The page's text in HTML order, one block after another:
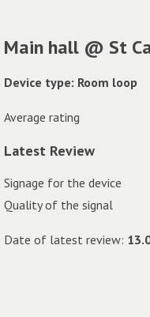
Main hall @ St
Device type: Room loop
Average rating
Latest Review
Signage for the device
Quality of the signal
Date of latest review: